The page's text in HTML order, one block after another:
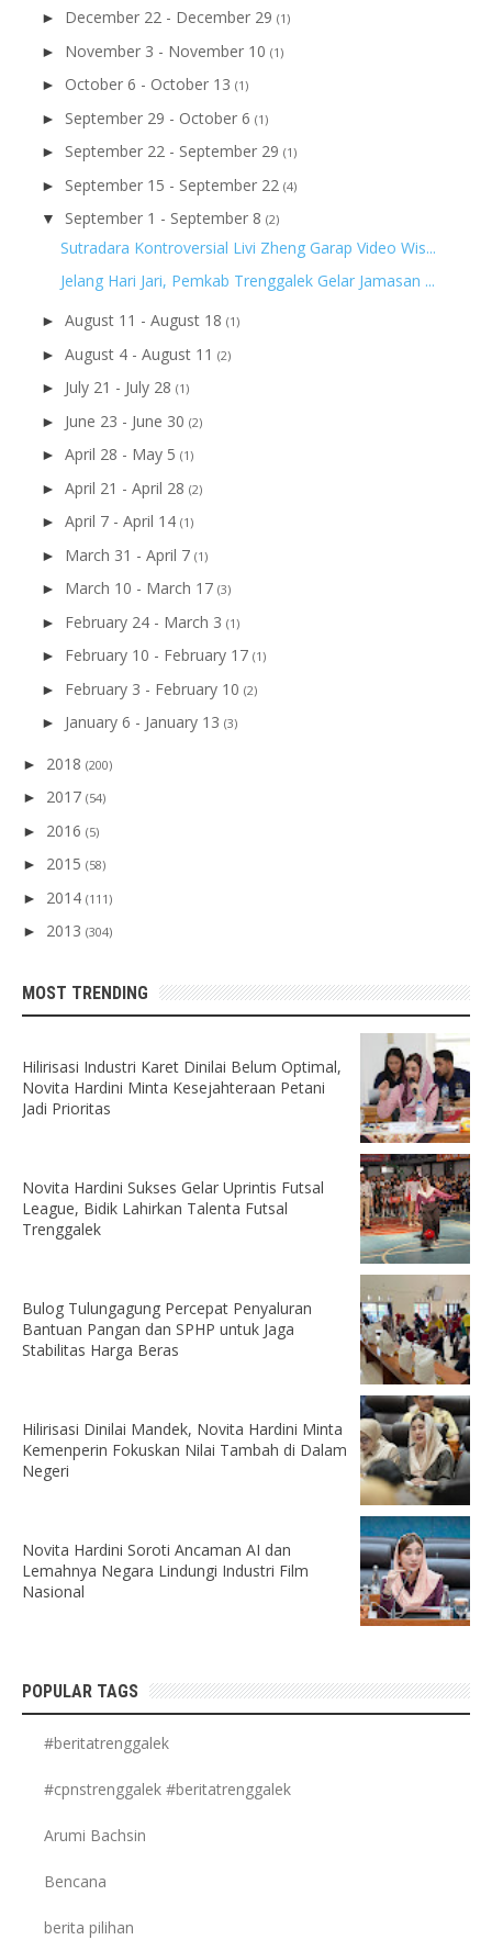
► December 22 - December 29 (1)
► November 3 - November 10 (1)
► October 6 - October 13 (1)
► September 29 - October 6 (1)
► September 22 - September 29 (1)
► September 15 - September 22 (4)
▼ September 1 - September 8 (2)
Sutradara Kontroversial Livi Zheng Garap Video Wis...
Jelang Hari Jari, Pemkab Trenggalek Gelar Jamasan ...
► August 11 - August 18 (1)
► August 4 - August 11 (2)
► July 21 - July 28 (1)
► June 23 - June 30 (2)
► April 28 - May 5 (1)
► April 21 - April 28 (2)
► April 7 - April 14 (1)
► March 31 - April 7 (1)
► March 10 - March 17 (3)
► February 24 - March 3 (1)
► February 10 - February 17 (1)
► February 3 - February 10 (2)
► January 6 - January 13 (3)
► 2018 (200)
► 2017 (54)
► 2016 (5)
► 2015 (58)
► 2014 (111)
► 2013 (304)
MOST TRENDING
Hilirisasi Industri Karet Dinilai Belum Optimal,
Novita Hardini Minta Kesejahteraan Petani
Jadi Prioritas
Novita Hardini Sukses Gelar Uprintis Futsal
League, Bidik Lahirkan Talenta Futsal
Trenggalek
Bulog Tulungagung Percepat Penyaluran
Bantuan Pangan dan SPHP untuk Jaga
Stabilitas Harga Beras
Hilirisasi Dinilai Mandek, Novita Hardini Minta
Kemenperin Fokuskan Nilai Tambah di Dalam
Negeri
Novita Hardini Soroti Ancaman AI dan
Lemahnya Negara Lindungi Industri Film
Nasional
POPULAR TAGS
#beritatrenggalek
#cpnstrenggalek #beritatrenggalek
Arumi Bachsin
Bencana
berita pilihan